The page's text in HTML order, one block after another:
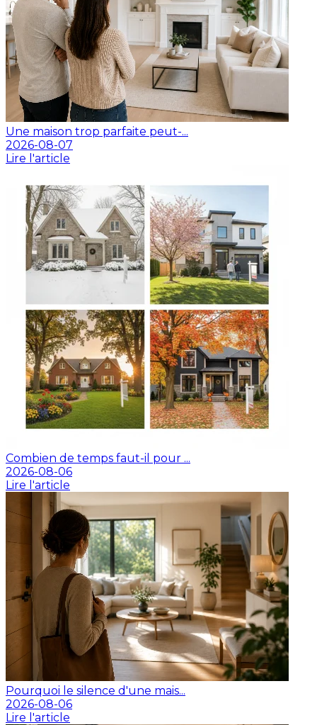
Une maison trop parfaite peut-...
2026-08-07
Lire l'article
Combien de temps faut-il pour ...
2026-08-06
Lire l'article
Pourquoi le silence d'une mais...
2026-08-06
Lire l'article